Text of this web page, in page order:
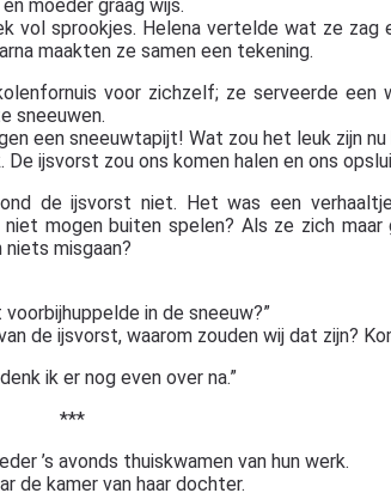
moeder graag wijs.
vol sprookjes. Helena vertelde wat ze zag
maakten ze samen een tekening.
voor zichzelf; ze serveerde een
sneeuwen.
een sneeuwtapijt! Wat zou het leuk zijn
ijsvorst zou ons komen halen en ons
de ijsvorst niet. Het was een
mogen buiten spelen? Als ze zich
misgaan?
in de sneeuw?”
de ijsvorst, waarom zouden wij dat zijn?
ik er nog even over na.”
***
’s avonds thuiskwamen van hun werk.
de kamer van haar dochter.